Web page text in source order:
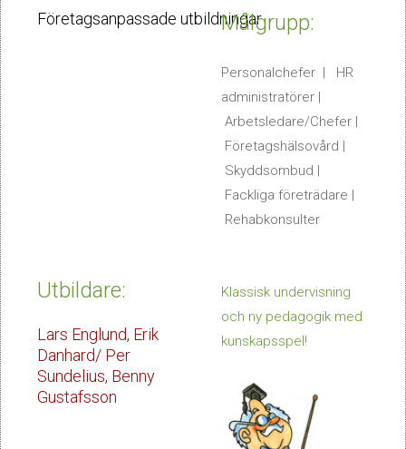
Företagsanpassade utbildningarMålgrupp:
Personalchefer | HR
administratörer |
Arbetsledare/Chefer |
Företagshälsovård |
Skyddsombud |
Fackliga företrädare |
Rehabkonsulter
Utbildare:
Lars Englund, Erik
Danhard/ Per
Sundelius, Benny
Gustafsson
Klassisk undervisning
och ny pedagogik med
kunskapsspel!